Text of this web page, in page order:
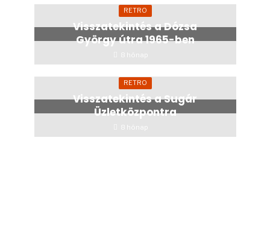
RETRO
Visszatekintés a Dózsa
György útra 1965-ben
8 hónap
RETRO
Visszatekintés a Sugár
Üzletközpontra
8 hónap